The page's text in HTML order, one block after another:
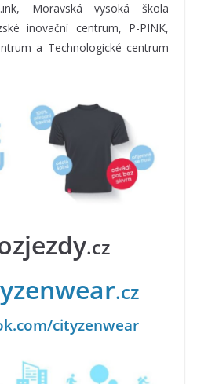
Moravská vysoká škola
inovační centrum, P-PINK,
a Technologické centrum
.cz
.cz
cityzenwear